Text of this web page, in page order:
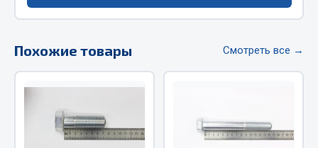
Весь раздел
Цепи подъёмные
РТИ
Похожие товары Смотреть все →